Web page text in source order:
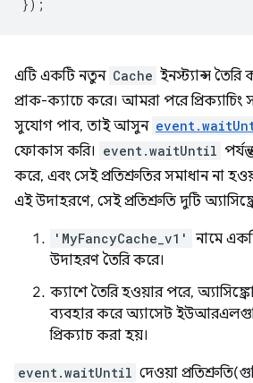
});
এটি একটি নতুন Cache ইনস্ট্যান্স
প্রাক-ক্যাচে করে। আমরা পরে প্রিক্যাচিং
সুযোগ পাব, তাই আসুন
ফোকাস করি। event.waitUntil
করে, এবং সেই প্রতিশ্রুতির সমাধান না
এই উদাহরণে, সেই প্রতিশ্রুতি দুটি
'MyFancyCache_v1' নামে
উদাহরণ তৈরি করে।
ক্যাশে তৈরি হওয়ার পরে,
ব্যবহার করে অ্যাসেট
প্রিক্যাচ করা হয়।
event.waitUntil দেওয়া